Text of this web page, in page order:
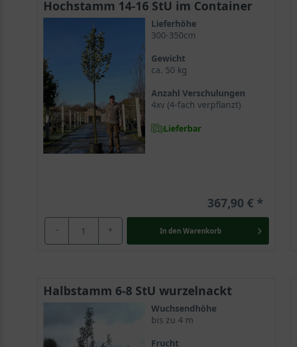
Hochstamm 14-16 StU im Container
Lieferhöhe
300-350cm
Gewicht
ca. 50 kg
Anzahl Verschulungen
4xv (4-fach verpflanzt)
Lieferbar
367,90 €
- + In den Warenkorb
Halbstamm 6-8 StU wurzelnackt
Wuchsendhöhe
bis zu 4 m
Frucht